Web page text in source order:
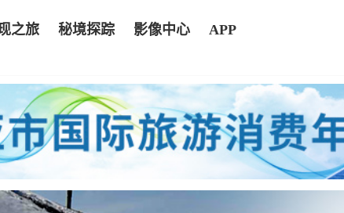
之旅 秘境探踪 影像中心 APP